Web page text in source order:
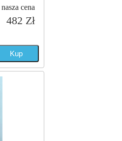
nasza cena
482 Zł